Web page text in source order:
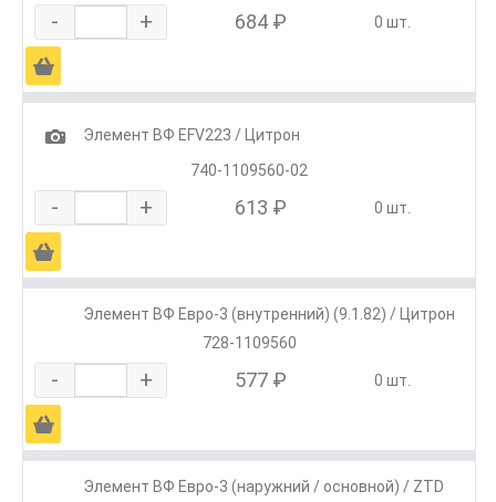
- + 684 ₽ 0 шт.
Ä
1
Элемент ВФ EFV223 / Цитрон
740-1109560-02
- + 613 ₽ 0 шт.
Ä
Элемент ВФ Евро-3 (внутренний) (9.1.82) / Цитрон
728-1109560
- + 577 ₽ 0 шт.
Ä
Элемент ВФ Евро-3 (наружний / основной) / ZTD